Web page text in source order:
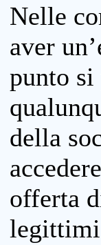
Nelle
aver
punto
della
offerta
legittimi